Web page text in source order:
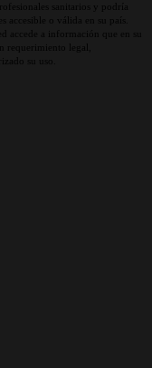
sanitarios y podría
accesible o válida en su país.
accede a información que en su
requerimiento legal,
su uso.